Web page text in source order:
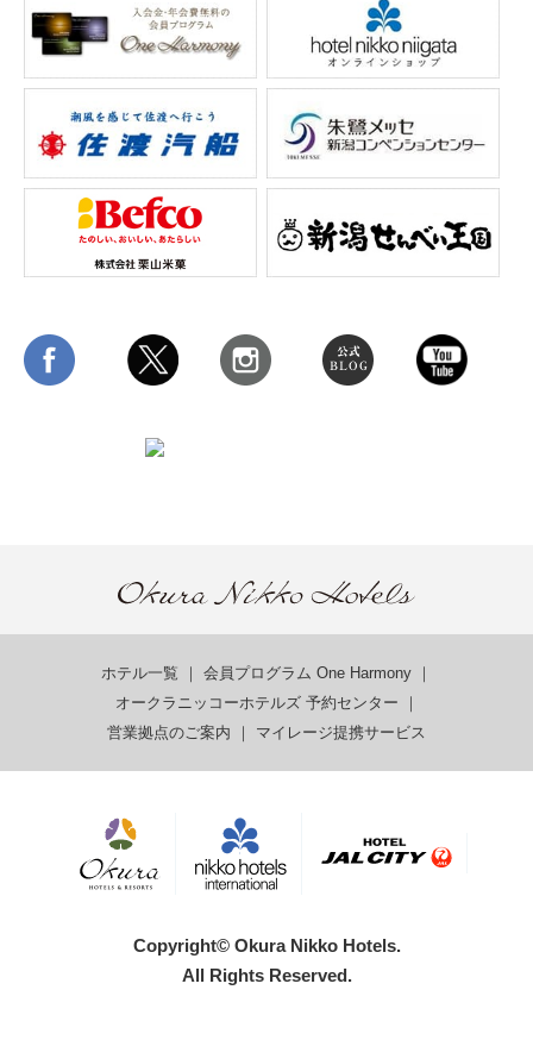
ホテル一覧 ｜ 会員プログラム One Harmony ｜
オークラニッコーホテルズ 予約センター ｜
営業拠点のご案内 ｜ マイレージ提携サービス
Copyright© Okura Nikko Hotels.
All Rights Reserved.